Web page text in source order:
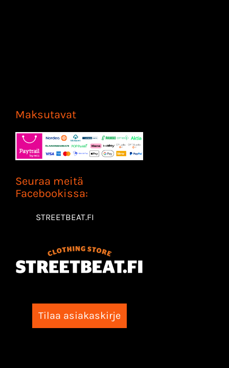
Maksutavat
Seuraa meitä
Facebookissa:
STREETBEAT.FI